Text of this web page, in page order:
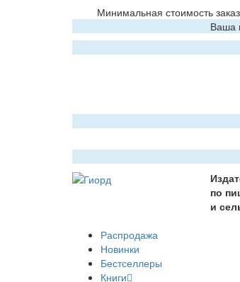
Минимальная стоимость
Ваша
по
и
Распродажа
Новинки
Бестселлеры
Книги